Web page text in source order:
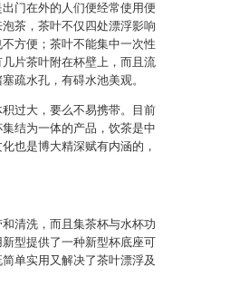
门在外的人们便经常使用便
茶，茶叶不仅四处漂浮影响
方便；茶叶不能集中一次性
片茶叶附在杯壁上，而且流
疏水孔，有碍水池美观。
过大，要么不易携带。目前
结为一体的产品，饮茶是中
也是博大精深赋有内涵的，
清洗，而且集茶杯与水杯功
型提供了一种新型杯底座可
单实用又解决了茶叶漂浮及